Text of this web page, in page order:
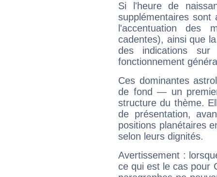
Si l'heure de
supplémentaires sont
l'accentuation des
cadentes), ainsi que
des indications sur
fonctionnement
Ces dominantes
de fond — un
structure du thème.
de présentation,
positions planétaires
selon leurs dignités.
Avertissement :
ce qui est le cas pour